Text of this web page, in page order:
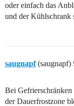
oder einfach das
und der Kühlschrank
saugnapf (saugnapf)
Bei Gefrierschränken
der Dauerfrostzone